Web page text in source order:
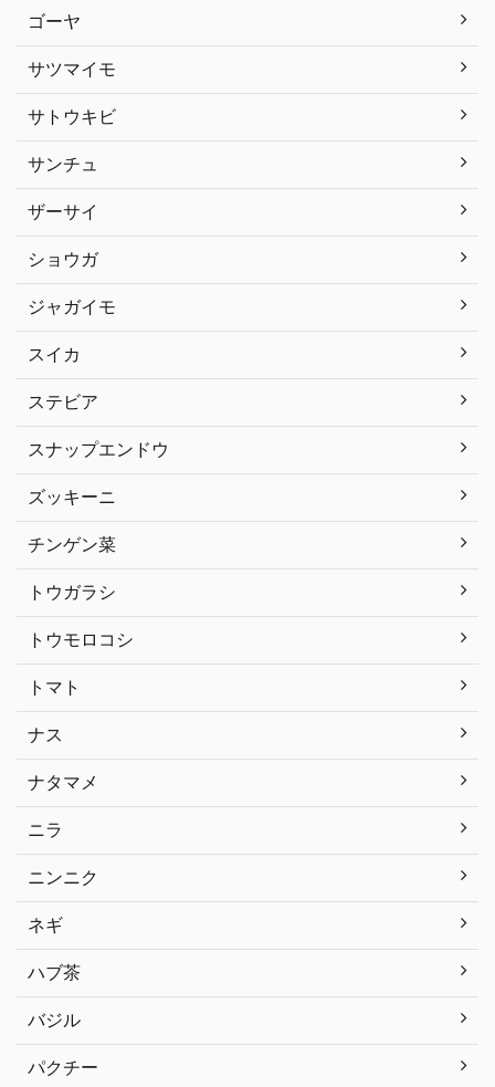
ゴーヤ
サツマイモ
サトウキビ
サンチュ
ザーサイ
ショウガ
ジャガイモ
スイカ
ステビア
スナップエンドウ
ズッキーニ
チンゲン菜
トウガラシ
トウモロコシ
トマト
ナス
ナタマメ
ニラ
ニンニク
ネギ
ハブ茶
バジル
パクチー